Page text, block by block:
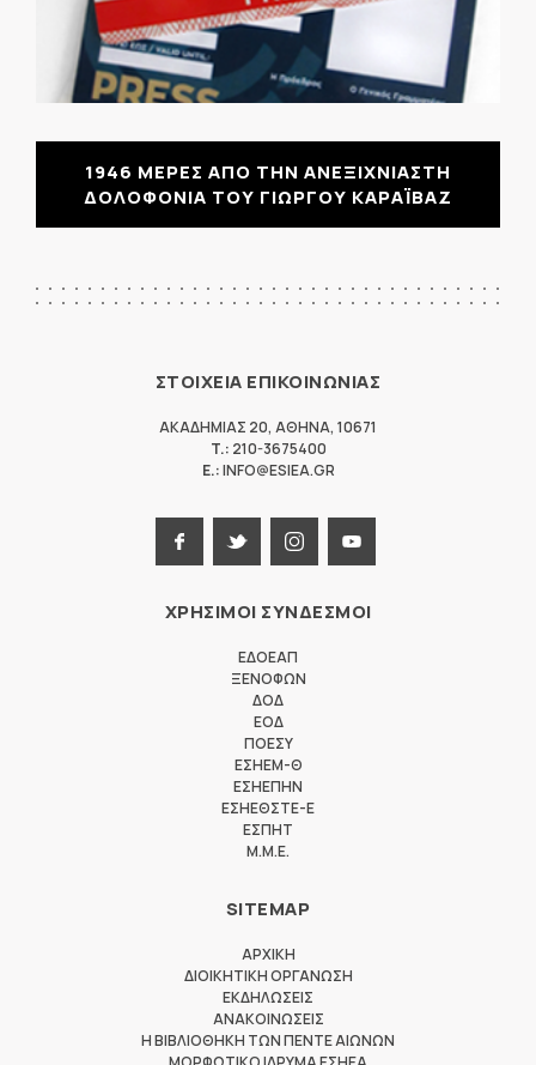
1946 ΜΕΡΕΣ ΑΠΟ ΤΗΝ ΑΝΕΞΙΧΝΙΑΣΤΗ
ΔΟΛΟΦΟΝΙΑ ΤΟΥ ΓΙΩΡΓΟΥ ΚΑΡΑΪΒΑΖ
ΣΤΟΙΧΕΙΑ ΕΠΙΚΟΙΝΩΝΙΑΣ
ΑΚΑΔΗΜΙΑΣ 20, ΑΘΗΝΑ, 10671
T.: 210-3675400
E.:INFO@ESIEA.GR
ΧΡΗΣΙΜΟΙ ΣΥΝΔΕΣΜΟΙ
ΕΔΟΕΑΠ
ΞΕΝΟΦΩΝ
ΔΟΔ
ΕΟΔ
ΠΟΕΣΥ
ΕΣΗΕΜ-Θ
ΕΣΗΕΠΗΝ
ΕΣΗΕΘΣΤΕ-Ε
ΕΣΠΗΤ
M.M.E.
SITEMAP
ΑΡΧΙΚΗ
ΔΙΟΙΚΗΤΙΚΗ ΟΡΓΑΝΩΣΗ
ΕΚΔΗΛΩΣΕΙΣ
ΑΝΑΚΟΙΝΩΣΕΙΣ
Η ΒΙΒΛΙΟΘΗΚΗ ΤΩΝ ΠΕΝΤΕ ΑΙΩΝΩΝ